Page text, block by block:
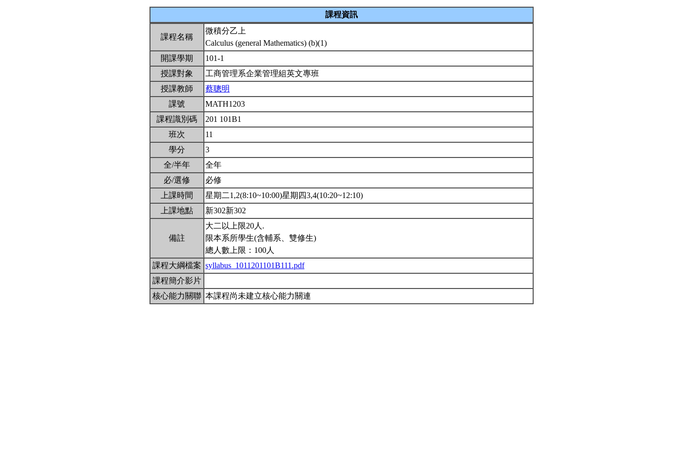
課程資訊
課程名稱
微積分乙上
Calculus (general Mathematics) (b)(1)
開課學期
101-1
授課對象
工商管理系企業管理組英文專班
授課教師
蔡聰明
課號
MATH1203
課程識別碼
201 101B1
班次
11
學分
3
全/半年
全年
必/選修
必修
上課時間
星期二1,2(8:10~10:00)星期四3,4(10:20~12:10)
上課地點
新302新302
備註
大二以上限20人.
限本系所學生(含輔系、雙修生)
總人數上限：100人
課程大綱檔案 syllabus_1011201101B111.pdf
課程簡介影片
核心能力關聯 本課程尚未建立核心能力關連